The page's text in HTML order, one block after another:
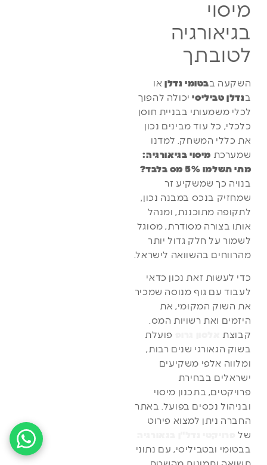
מיסוי
בגיאורגיה
לטובתך
השקעה בבטומי נדלן או
ב נדלן טביליסייכולה להפוך
לכלי משמעותי בבניית חוסן
כלכלי, כל עוד מבינים נכון
את כללי המשחק. למדנו
שמערכת מיסוי בגיאורגיה:
מתי תשלמו 5% מס בלבד?
בנויה כך שמשקיע זר
שמחזיק בנכס במבנה נכון,
לתקופה מתוכננת, ומנהל
אותו בצורה מסודרת, מסוגל
לשמור על חלק גדול יותר
מהרווחים בהשוואה לישראל.
כדי לעשות זאת נכון כדאי
לעבוד עם גוף מנוסה שמכיר
את השוק המקומי, את
היזמים ואת רשויות המס.
קבוצת
פועלת
בשוק הגאורגי שנים רבות,
ומלווה אלפי משקיעים
ישראלים בבחירת
פרויקטים, בתכנון מיסוי
ובניהול נכסים בפועל. באתר
החברה ניתן למצוא פירוט
של
בבטומי ובטביליסי, עם נתוני